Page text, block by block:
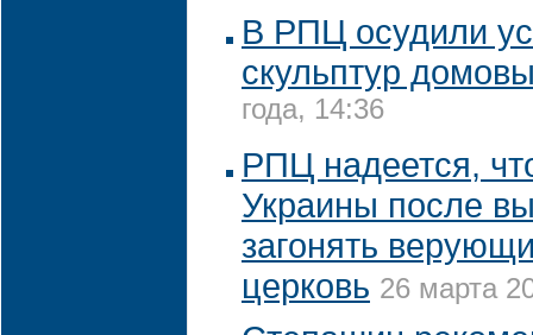
В РПЦ осудили
скульптур
года, 14:36
РПЦ надеется,
Украины после
загонять
церковь 26 марта